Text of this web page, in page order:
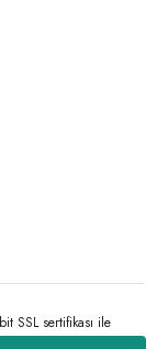
SSL sertifikası ile